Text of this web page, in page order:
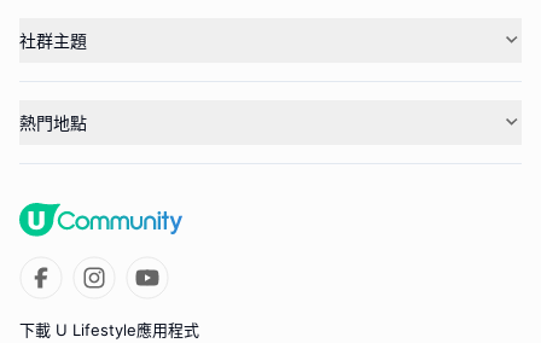
社群主題
熱門地點
下載 U Lifestyle應用程式